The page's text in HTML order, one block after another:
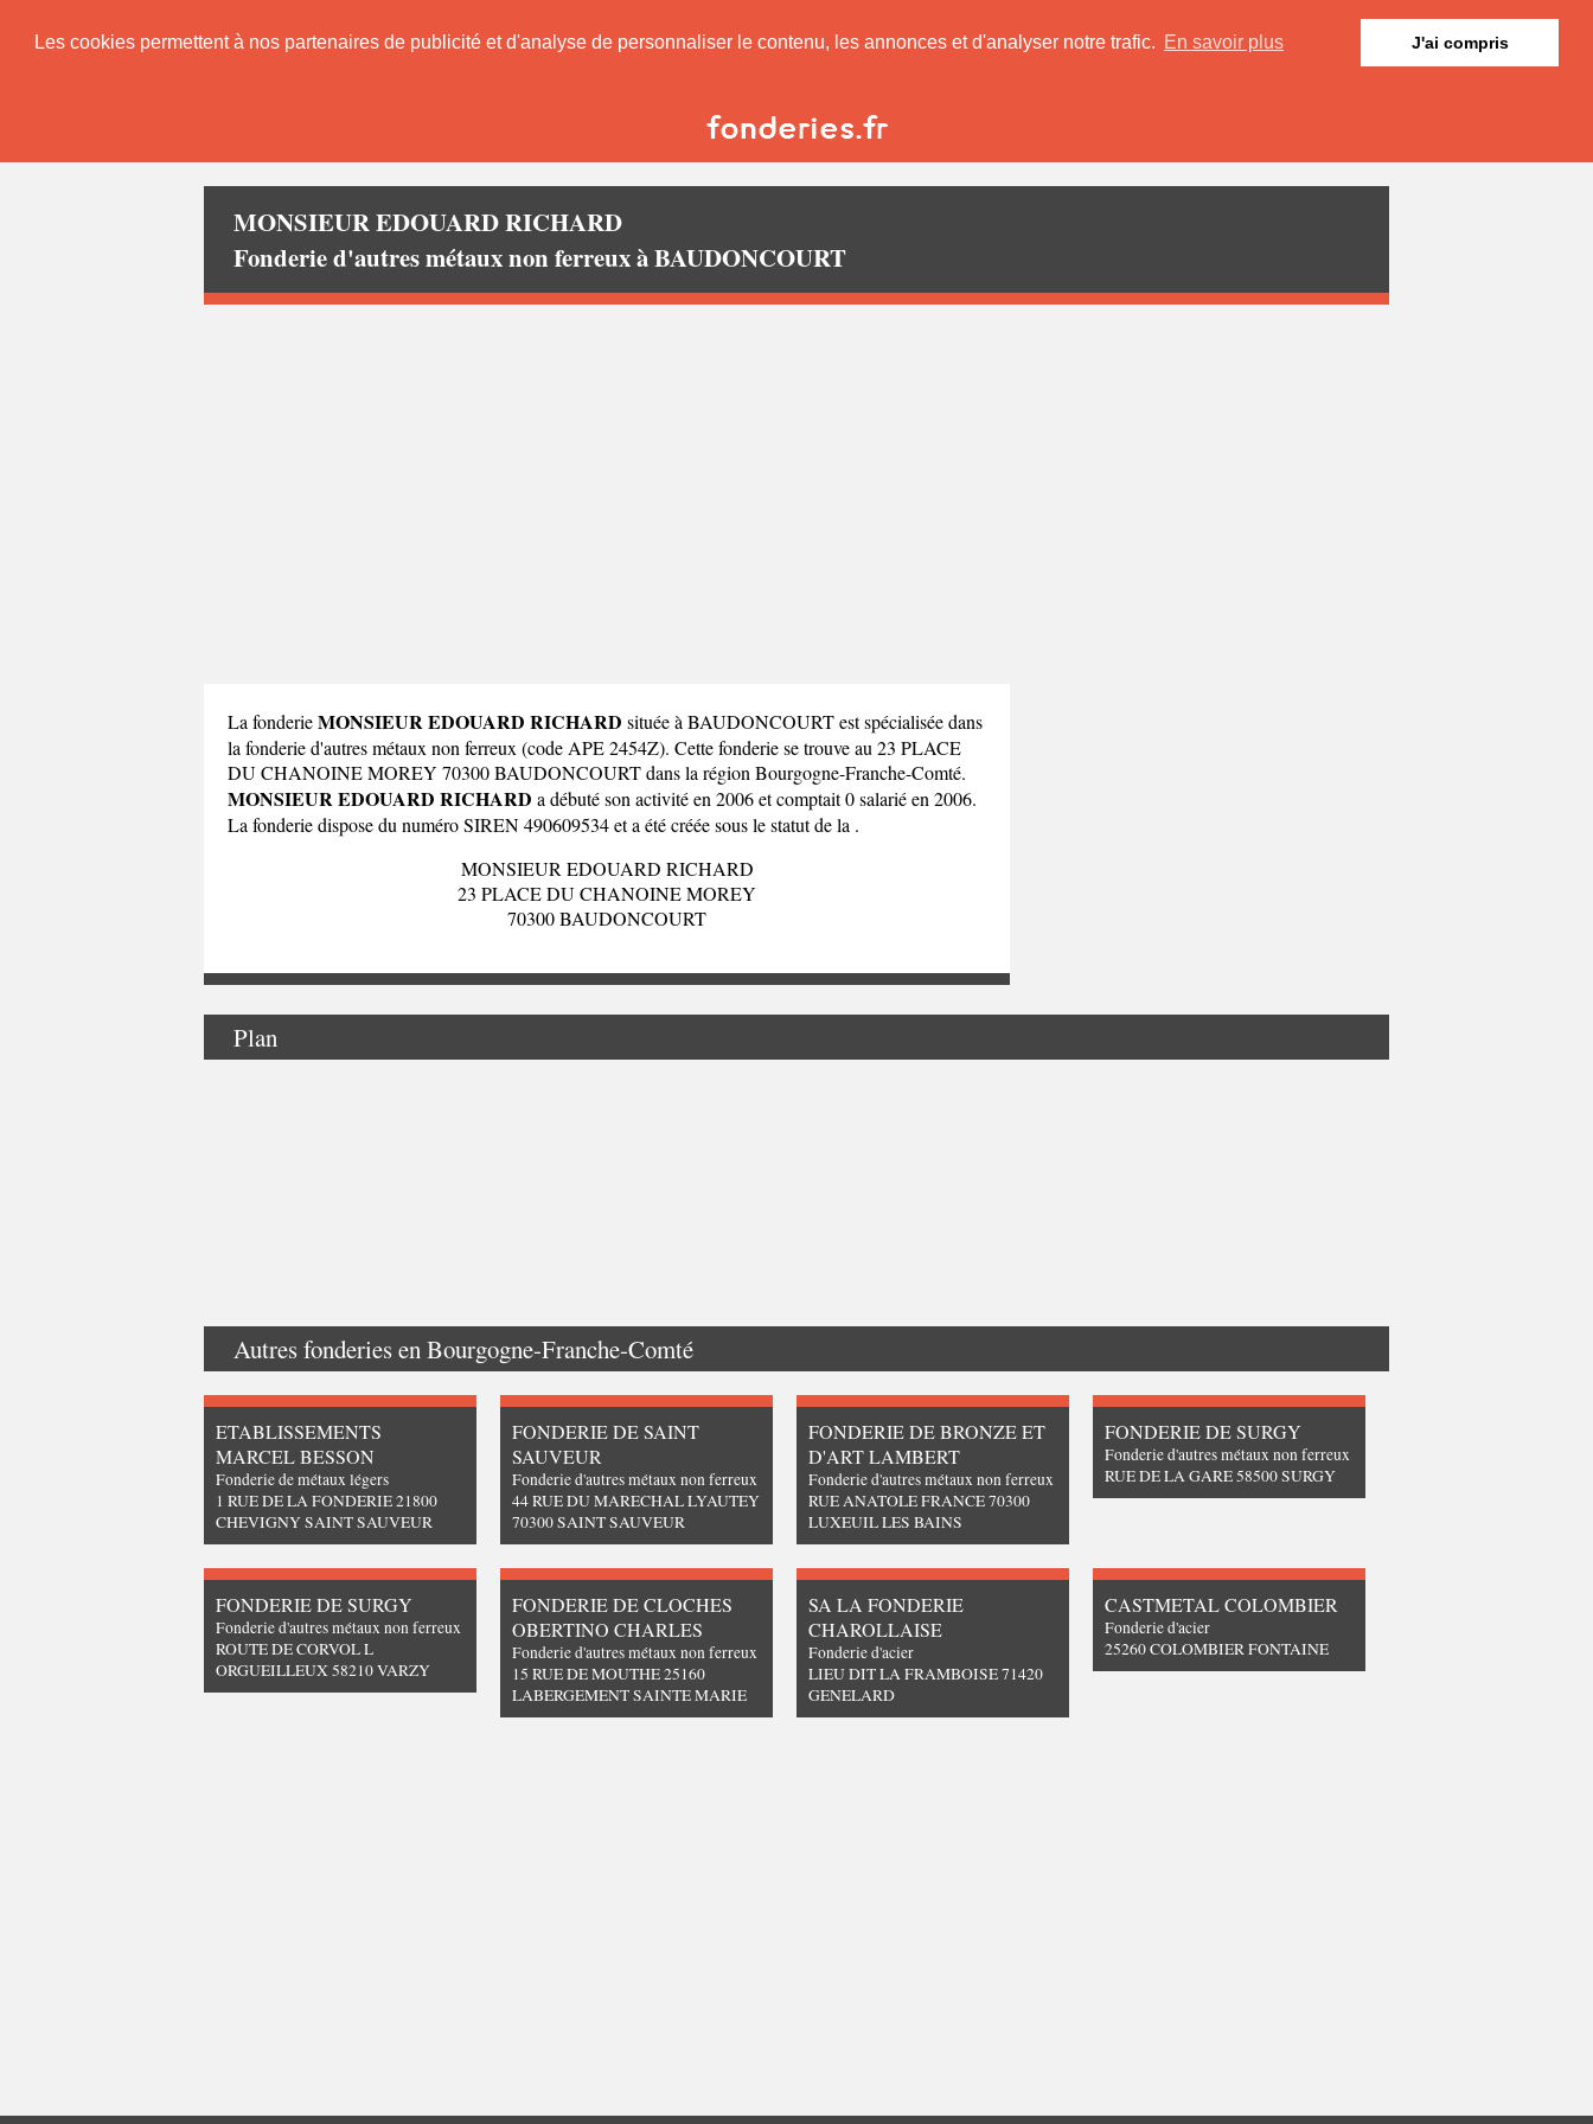
Les cookies permettent à nos partenaires de publicité et d'analyse de personnaliser le contenu, les annonces et d'analyser notre trafic. En savoir plus J'ai compris
MONSIEUR EDOUARD RICHARD
Fonderie d'autres métaux non ferreux à BAUDONCOURT
La fonderieMONSIEUR EDOUARD RICHARD située à BAUDONCOURT est spécialisée dans
la fonderie d'autres métaux non ferreux (code APE 2454Z). Cette fonderie se trouve au 23 PLACE
DU CHANOINE MOREY 70300 BAUDONCOURT dans la région Bourgogne-Franche-Comté.
MONSIEUR EDOUARD RICHARD a débuté son activité en 2006 et comptait 0 salarié en 2006.
La fonderie dispose du numéro SIREN 490609534 et a été créée sous le statut de la .
MONSIEUR EDOUARD RICHARD
23 PLACE DU CHANOINE MOREY
70300 BAUDONCOURT
Plan
Autres fonderies en Bourgogne-Franche-Comté
ETABLISSEMENTS
MARCEL BESSON
Fonderie de métaux légers
1 RUE DE LA FONDERIE 21800
CHEVIGNY SAINT SAUVEUR
FONDERIE DE SAINT
SAUVEUR
Fonderie d'autres métaux non ferreux
44 RUE DU MARECHAL LYAUTEY
70300 SAINT SAUVEUR
FONDERIE DE BRONZE ET
D'ART LAMBERT
Fonderie d'autres métaux non ferreux
RUE ANATOLE FRANCE 70300
LUXEUIL LES BAINS
FONDERIE DE SURGY
Fonderie d'autres métaux non ferreux
RUE DE LA GARE 58500 SURGY
FONDERIE DE SURGY
Fonderie d'autres métaux non ferreux
ROUTE DE CORVOL L
ORGUEILLEUX 58210 VARZY
FONDERIE DE CLOCHES
OBERTINO CHARLES
Fonderie d'autres métaux non ferreux
15 RUE DE MOUTHE 25160
LABERGEMENT SAINTE MARIE
SA LA FONDERIE
CHAROLLAISE
Fonderie d'acier
LIEU DIT LA FRAMBOISE 71420
GENELARD
CASTMETAL COLOMBIER
Fonderie d'acier
25260 COLOMBIER FONTAINE